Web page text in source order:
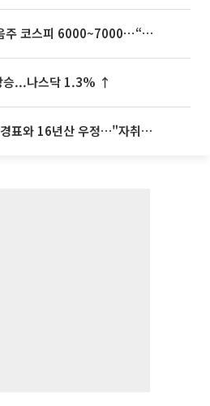
[주간증시전망] 다음주 코스피 6000~7000⋯“外人 수급은 정책이 변수”
승...나스닥 1.3% ↑
'나혼산' 류혜영, 고경표와 16년산 우정…"자취방서 부모님과 마주쳐"